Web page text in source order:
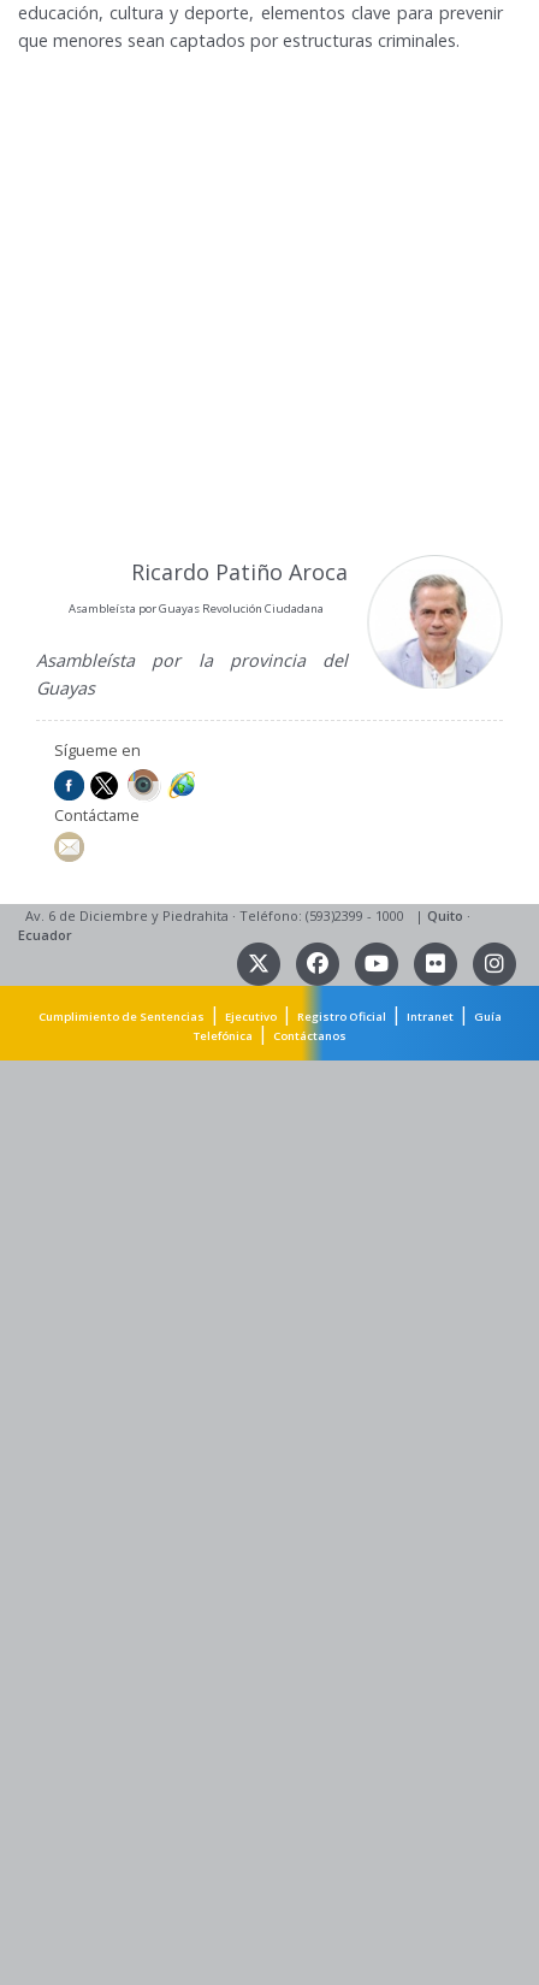
educación, cultura y deporte, elementos clave para prevenir
que menores sean captados por estructuras criminales.
Ricardo Patiño Aroca
Asambleísta por Guayas Revolución Ciudadana
Asambleísta por la provincia del
Guayas
Sígueme en
Contáctame
Av. 6 de Diciembre y Piedrahita · Teléfono: (593)2399 - 1000 | Quito ·
Ecuador
Cumplimiento de Sentencias | Ejecutivo| Registro Oficial | Intranet|
Guía
Telefónica
| Contáctanos